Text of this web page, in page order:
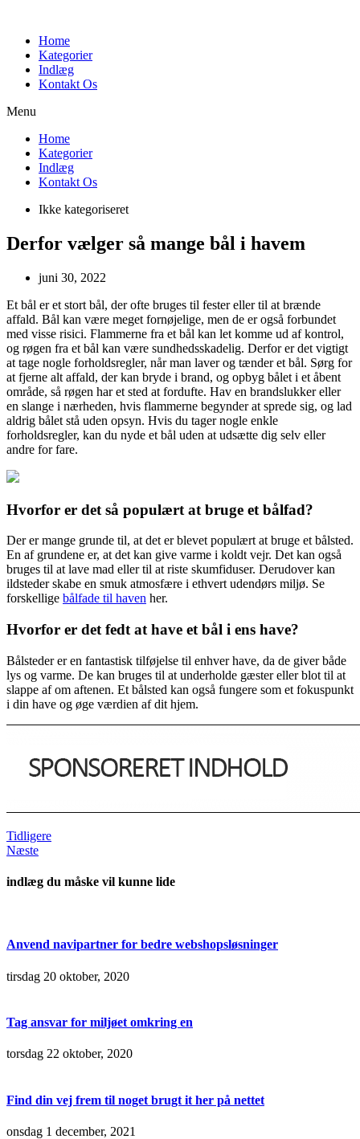
indholdHome
Kategorier
Indlæg
Kontakt Os
Menu
Home
Kategorier
Indlæg
Kontakt Os
Ikke kategoriseret
Derfor vælger så mange bål i havem
juni 30, 2022
Et bål er et stort bål, der ofte bruges til fester eller til at brænde
affald. Bål kan være meget fornøjelige, men de er også forbundet
med visse risici. Flammerne fra et bål kan let komme ud af kontrol,
og røgen fra et bål kan være sundhedsskadelig. Derfor er det vigtigt
at tage nogle forholdsregler, når man laver og tænder et bål. Sørg for
at fjerne alt affald, der kan bryde i brand, og opbyg bålet i et åbent
område, så røgen har et sted at fordufte. Hav en brandslukker eller
en slange i nærheden, hvis flammerne begynder at sprede sig, og lad
aldrig bålet stå uden opsyn. Hvis du tager nogle enkle
forholdsregler, kan du nyde et bål uden at udsætte dig selv eller
andre for fare.
Hvorfor er det så populært at bruge et bålfad?
Der er mange grunde til, at det er blevet populært at bruge et bålsted.
En af grundene er, at det kan give varme i koldt vejr. Det kan også
bruges til at lave mad eller til at riste skumfiduser. Derudover kan
ildsteder skabe en smuk atmosfære i ethvert udendørs miljø. Se
forskellige bålfade til haven her.
Hvorfor er det fedt at have et bål i ens have?
Bålsteder er en fantastisk tilføjelse til enhver have, da de giver både
lys og varme. De kan bruges til at underholde gæster eller blot til at
slappe af om aftenen. Et bålsted kan også fungere som et fokuspunkt
i din have og øge værdien af dit hjem.
Tidligere
Næste
indlæg du måske vil kunne lide
Anvend navipartner for bedre webshopsløsninger
tirsdag 20 oktober, 2020
Tag ansvar for miljøet omkring en
torsdag 22 oktober, 2020
Find din vej frem til noget brugt it her på nettet
onsdag 1 december, 2021